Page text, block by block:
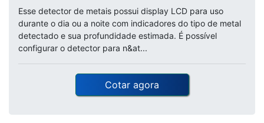
Esse detector de metais possui display LCD para uso
durante o dia ou a noite com indicadores do tipo de metal
detectado e sua profundidade estimada. É possível
configurar o detector para n&at...
Cotar agora